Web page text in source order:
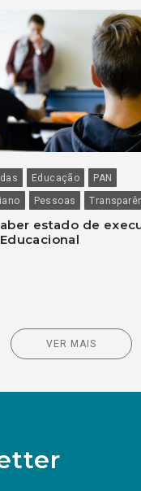
Educação
PAN
Pessoas
estado de
VER MAIS